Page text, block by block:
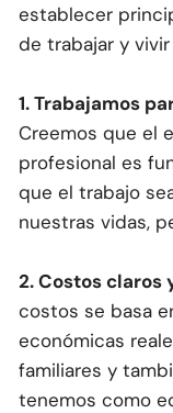
establecer
de trabajar y
1. Trabajamos
Creemos que el
profesional es
que el trabajo
nuestras vidas,
2. Costos claros
costos se basa
económicas
familiares y
tenemos como